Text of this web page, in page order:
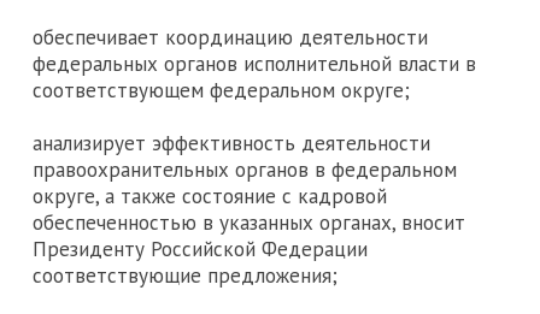
обеспечивает координацию деятельности
федеральных органов исполнительной власти в
соответствующем федеральном округе;
анализирует эффективность деятельности
правоохранительных органов в федеральном
округе, а также состояние с кадровой
обеспеченностью в указанных органах, вносит
Президенту Российской Федерации
соответствующие предложения;